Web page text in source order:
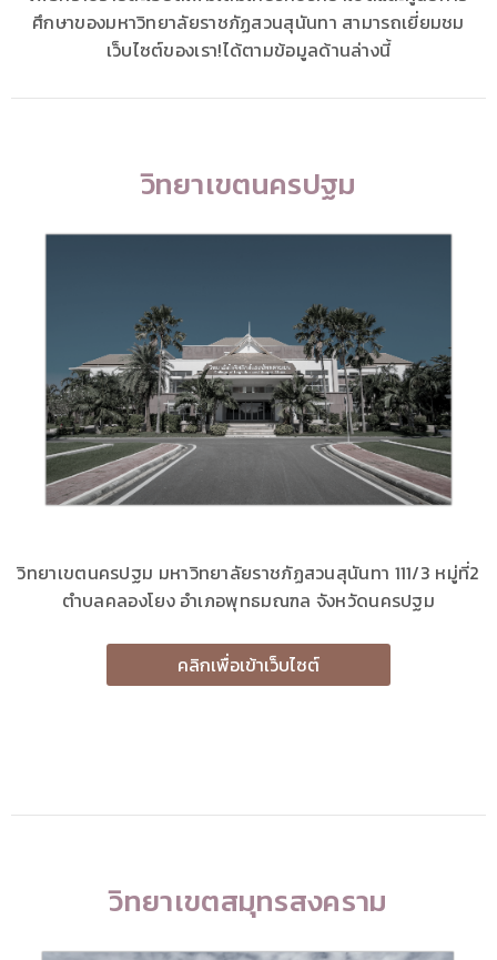
ศึกษาของมหาวิทยาลัยราชภัฏสวนสุนันทา สามารถเยี่ยมชม
เว็บไซต์ของเรา!ได้ตามข้อมูลด้านล่างนี้
วิทยาเขตนครปฐม
วิทยาเขตนครปฐม มหาวิทยาลัยราชภัฏสวนสุนันทา 111/3 หมู่ที่2
ตำบลคลองโยง อำเภอพุทธมณฑล จังหวัดนครปฐม
คลิกเพื่อเข้าเว็บไซต์
วิทยาเขตสมุทรสงคราม